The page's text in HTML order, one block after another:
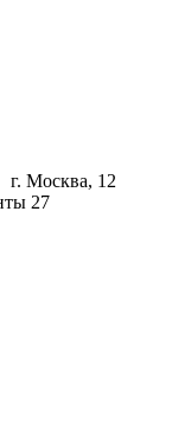
г. Москва, 12
27